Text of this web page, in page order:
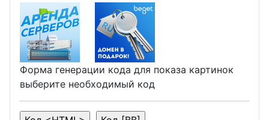
Форма генерации кода для показа картинок
выберите необходимый код